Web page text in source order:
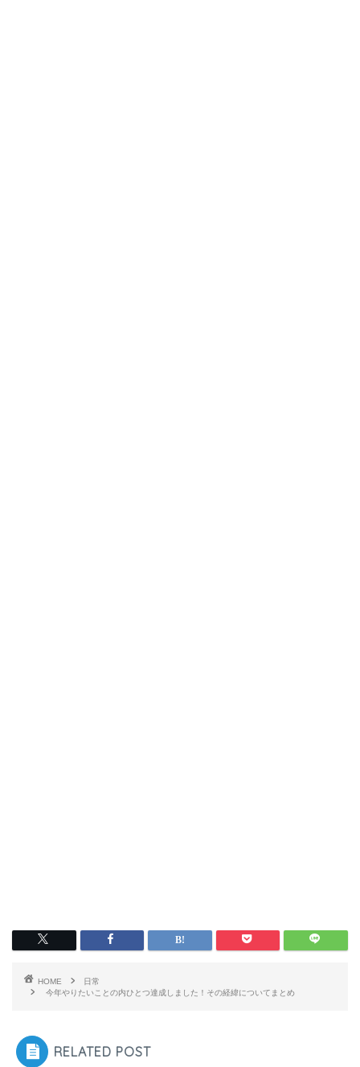
HOME
日常
今年やりたいことの内ひとつ達成しました！その経緯についてまとめ
RELATED POST